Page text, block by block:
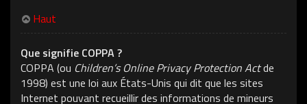
Haut
Que signifie COPPA ?
COPPA (ou Children’s Online Privacy Protection Actde
1998) est une loi aux États-Unis qui dit que les sites
Internet pouvant recueillir des informations de mineurs